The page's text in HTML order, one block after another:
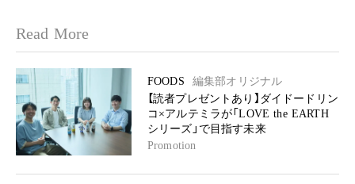
Read More
FOODS
編集部オリジナル
【読者プレゼントあり】ダイドードリン
コ×アルテミラが「LOVE the EARTH
シリーズ」で目指す未来
Promotion